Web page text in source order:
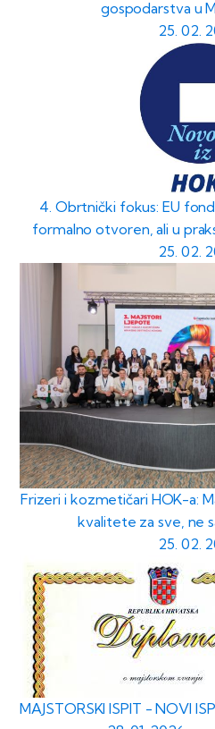
gospodarstva u
25. 02.
4. Obrtnički fokus: EU
formalno otvoren, ali u
25. 02.
Frizeri i kozmetičari HOK-a:
kvalitete za sve, ne
25. 02.
MAJSTORSKI ISPIT - NOVI